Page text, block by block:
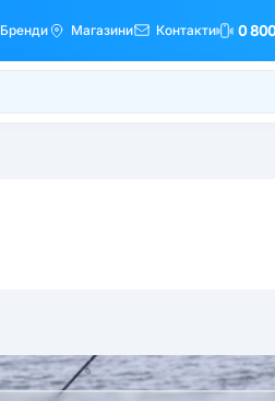
Бренди Магазини Контакти 0